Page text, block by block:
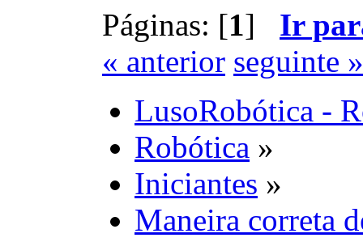
Páginas: [1] Ir
« anterior seguinte »
LusoRobótica -
Robótica »
Iniciantes »
Maneira correta